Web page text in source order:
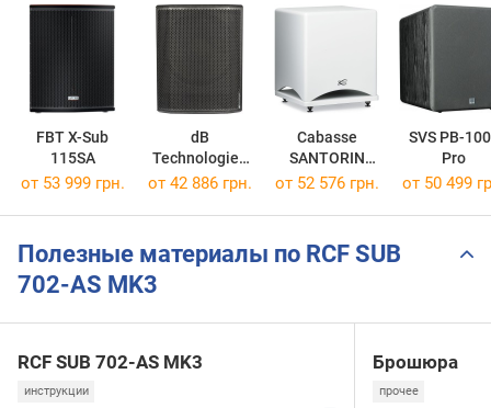
FBT X-Sub
115SA
dB
Technologies
Sub 618
Cabasse
SANTORIN
25M2
SVS PB-
Pro
от 53 999 грн. от 42 886 грн. от 52 576 грн. от 50 499
Полезные материалы по RCF SUB
702-AS MK3
RCF SUB 702-AS MK3
инструкции
Брошюра
прочее